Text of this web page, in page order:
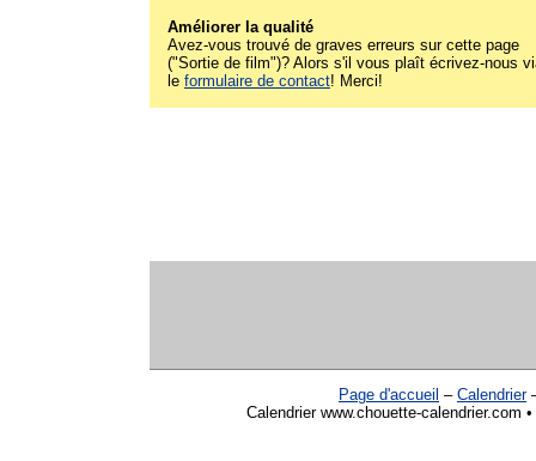
Améliorer la qualité
Avez-vous trouvé de graves erreurs sur cette page
("Sortie de film")? Alors s'il vous plaît écrivez-nous
le formulaire de contact! Merci!
Page d'accueil – Calendrier
Calendrier www.chouette-calendrier.com